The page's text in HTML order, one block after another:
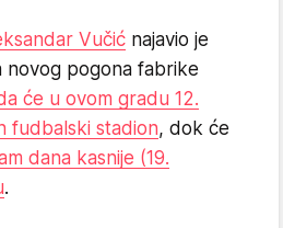
Vučić najavio je
novog pogona fabrike
će u ovom gradu 12.
fudbalski stadion, dok će
dana kasnije (19.
.